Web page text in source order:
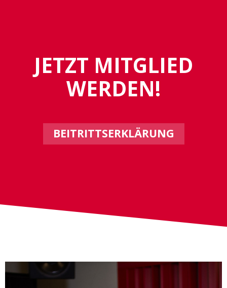
JETZT MITGLIED
WERDEN!
BEITRITTSERKLÄRUNG